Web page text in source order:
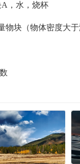
，水，烧杯
物块（物体密度大